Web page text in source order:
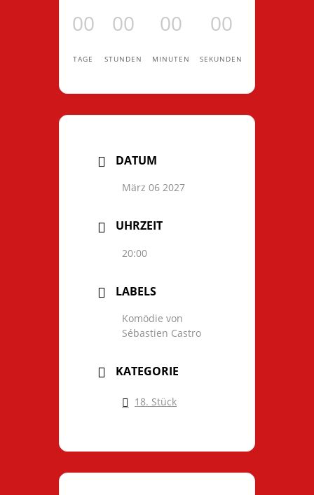
00
TAGE
00
STUNDEN
00
MINUTEN
00
SEKUNDEN
DATUM
März 06 2027
UHRZEIT
20:00
LABELS
Komödie von
Sébastien Castro
KATEGORIE
18. Stück